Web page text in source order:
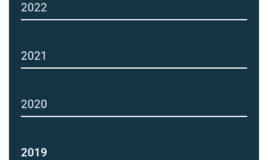
2022
2021
2020
2019